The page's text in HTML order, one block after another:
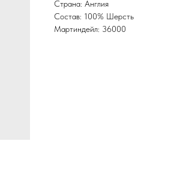
Страна: Англия
Состав: 100% Шерсть
Мартиндейл: 36000